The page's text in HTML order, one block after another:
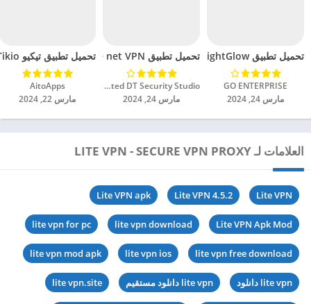
تحميل تطبيق BrightGlow مهكر للاندرويد 2024
GO ENTERPRISE‏
مارس 24, 2024
تحميل تطبيق Bestline net VPN مهكر للاندرويد 2024
Unlimited DT Security Studio‏
مارس 24, 2024
تحميل تطبيق تيكيو Tikio مهكر للاندرويد 2024
AitoApps‏
مارس 22, 2024
العلامات لـ LITE VPN - SECURE VPN PROXY
Lite VPN
Lite VPN 4.5.2
Lite VPN apk
Lite VPN Apk Mod
lite vpn download
lite vpn for pc
lite vpn free download
lite vpn ios
lite vpn mod apk
lite vpn دانلود lite vpn دانلود مستقیم lite vpn.site